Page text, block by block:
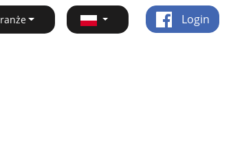
Login